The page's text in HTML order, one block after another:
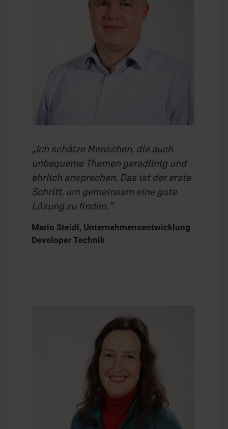
Ich schätze Menschen, die auch
unbequeme Themen geradlinig und
ehrlich ansprechen. Das ist der erste
Schritt, um gemeinsam eine gute
Lösung zu finden.
Mario Steidl, Unternehmensentwicklung
Developer Technik